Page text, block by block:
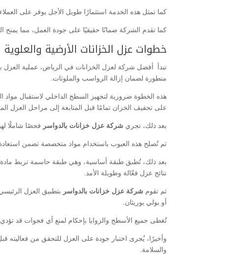
كما تمثل هذه الخدمة استثمارًا طويل الأجل يوفر على العملاء
كما تقدم الشركة ضمانًا حقيقيًا على جودة العمل، مما يمنح
خطوات عزل الخزانات الأرضية والعلوية
تبدأ أفضل شركة لعزل الخزانات في الرياض، عملية العزل
متطورة لضمان إزالة الرواسب والملوثات.
هذه الخطوة ضرورية لتجهيز السطح الداخلي لاستقبال
على تجفيف الخزان تمامًا قبل المتابعة إلى مراحل العزل
بعد ذلك، تجري شركة عزل خزانات بالدواسر فحصًا شاملًا
ثم تُصلح هذه العيوب باستخدام مواد متخصصة تضمن استعادة
بعد ذلك، تُطبق طبقة أساسية، وهي طبقة حاسمة تربط مادة
نتائج عزل فعّالة وطويلة الأمد.
ثم تقوم شركة عزل خزانات بالدواسر بتطبيق العزل
أو بولي يوريثان.
تُغطى جميع الأسطح والزوايا بإحكام لمنع أي فجوات قد
وأخيرًا، يُجرى اختبار جودة على العزل للتحقق من
والسلامة.